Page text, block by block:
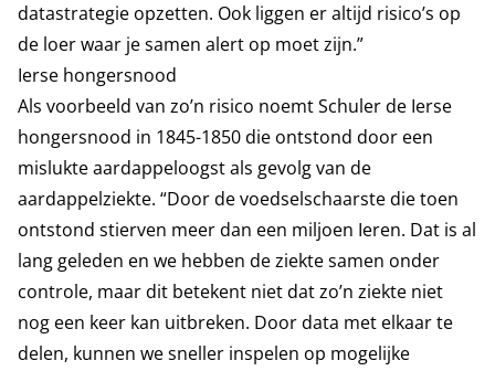
datastrategie opzetten. Ook liggen er altijd risico’s op
de loer waar je samen alert op moet zijn.”
Ierse hongersnood
Als voorbeeld van zo’n risico noemt Schuler de Ierse
hongersnood in 1845-1850 die ontstond door een
mislukte aardappeloogst als gevolg van de
aardappelziekte. “Door de voedselschaarste die toen
ontstond stierven meer dan een miljoen Ieren. Dat is al
lang geleden en we hebben de ziekte samen onder
controle, maar dit betekent niet dat zo’n ziekte niet
nog een keer kan uitbreken. Door data met elkaar te
delen, kunnen we sneller inspelen op mogelijke